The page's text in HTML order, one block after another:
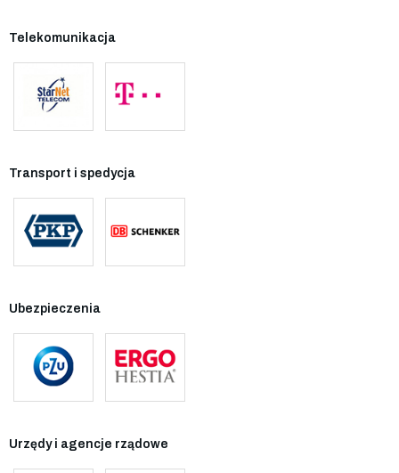
Telekomunikacja
Transport i spedycja
Ubezpieczenia
Urzędy i agencje rządowe